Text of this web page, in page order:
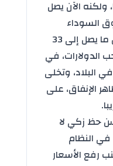
15.6 جنيهًا، ولكنه الآن يصل
السوداء
يمكن بيع دولار واحد مقابل ما يصل إلى 33
الدولارات، في
البلاد، وتخلى
الإنفاق، على
حظ زكي لا
في النظام
رفع الأسعار